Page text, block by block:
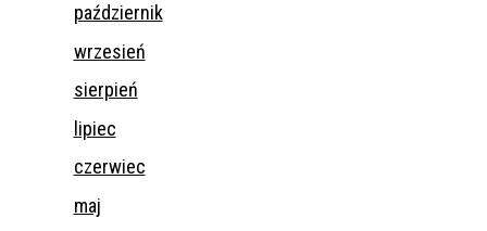
październik
wrzesień
sierpień
lipiec
czerwiec
maj